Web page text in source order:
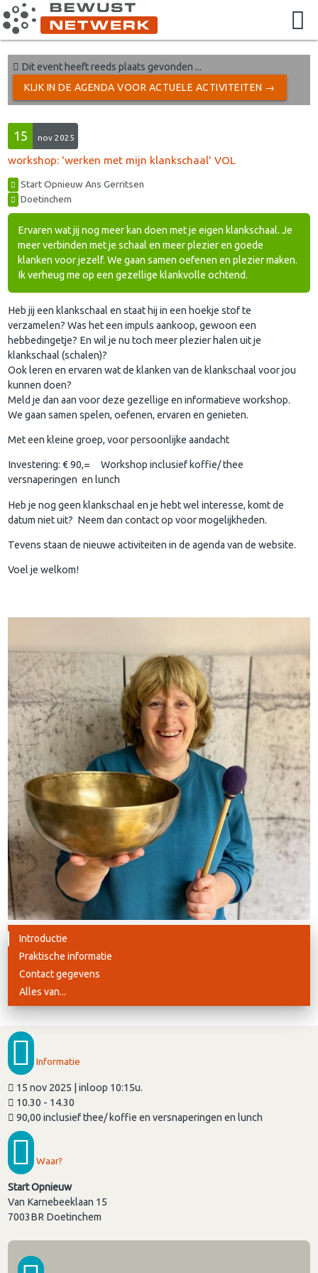
Dit event heeft reeds plaats gevonden ...
KIJK IN DE AGENDA VOOR ACTUELE ACTIVITEITEN →
15 nov 2025
workshop: 'werken met mijn klankschaal' VOL
Start Opnieuw Ans Gerritsen
Doetinchem
Ervaren wat jij nog meer kan doen met je eigen klankschaal. Je
meer verbinden met je schaal en meer plezier en goede
klanken voor jezelf. We gaan samen oefenen en plezier maken.
Ik verheug me op een gezellige klankvolle ochtend.
Heb jij een klankschaal en staat hij in een hoekje stof te
verzamelen? Was het een impuls aankoop, gewoon een
hebbedingetje? En wil je nu toch meer plezier halen uit je
klankschaal (schalen)?
Ook leren en ervaren wat de klanken van de klankschaal voor jou
kunnen doen?
Meld je dan aan voor deze gezellige en informatieve workshop.
We gaan samen spelen, oefenen, ervaren en genieten.
Met een kleine groep, voor persoonlijke aandacht
Investering: € 90,= Workshop inclusief koffie/ thee
versnaperingen en lunch
Heb je nog geen klankschaal en je hebt wel interesse, komt de
datum niet uit? Neem dan contact op voor mogelijkheden.
Tevens staan de nieuwe activiteiten in de agenda van de website.
Voel je welkom!
Introductie
Praktische informatie
Contact gegevens
Alles van...
Informatie
15 nov 2025 | inloop 10:15u.
10.30 - 14.30
90,00 inclusief thee/ koffie en versnaperingen en lunch
Waar?
Start Opnieuw
Van Karnebeeklaan 15
7003BR Doetinchem